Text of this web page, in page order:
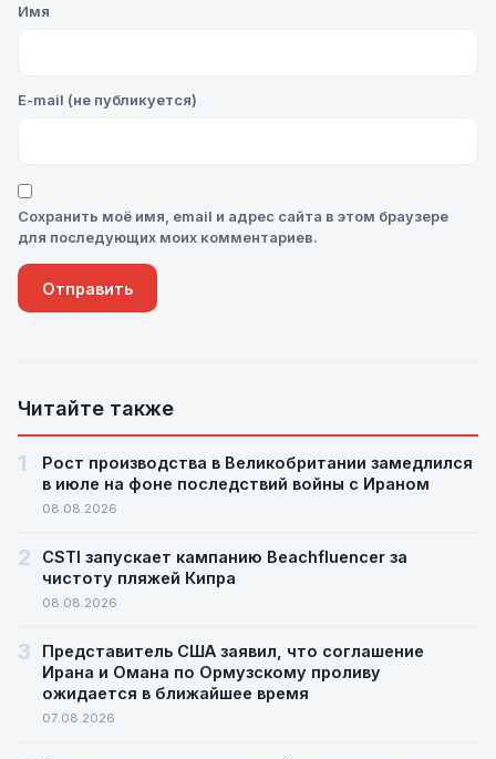
Имя
E-mail (не публикуется)
Сохранить моё имя, email и адрес сайта в этом браузере
для последующих моих комментариев.
Читайте также
1
Рост производства в Великобритании замедлился
в июле на фоне последствий войны с Ираном
08.08.2026
2
CSTI запускает кампанию Beachfluencer за
чистоту пляжей Кипра
08.08.2026
3
Представитель США заявил, что соглашение
Ирана и Омана по Ормузскому проливу
ожидается в ближайшее время
07.08.2026